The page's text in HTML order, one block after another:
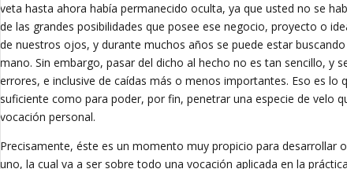
veta hasta ahora había permanecido oculta, ya que usted no se
de las grandes posibilidades que posee ese negocio, proyecto o
de nuestros ojos, y durante muchos años se puede estar
mano. Sin embargo, pasar del dicho al hecho no es tan sencillo, y
errores, e inclusive de caídas más o menos importantes. Eso es lo
suficiente como para poder, por fin, penetrar una especie de velo
vocación personal.
Precisamente, éste es un momento muy propicio para desarrollar
uno, la cual va a ser sobre todo una vocación aplicada en la